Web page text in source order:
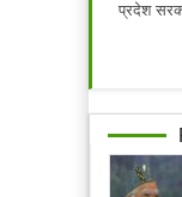
प्रदेश